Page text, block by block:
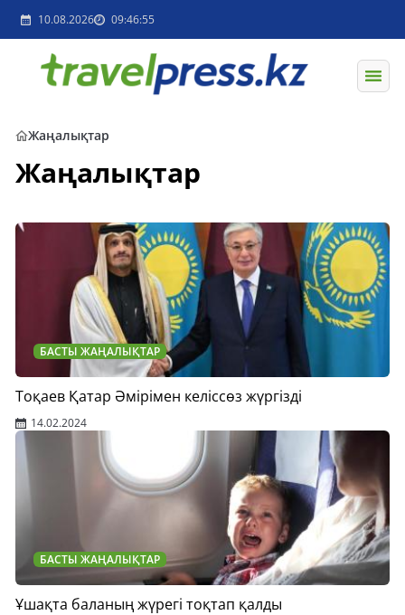
10.08.2026 09:46:55
Жаңалықтар
Жаңалықтар
БАСТЫ ЖАҢАЛЫҚТАР
Тоқаев Қатар Әмірімен келіссөз жүргізді
14.02.2024
БАСТЫ ЖАҢАЛЫҚТАР
Ұшақта баланың жүрегі тоқтап қалды